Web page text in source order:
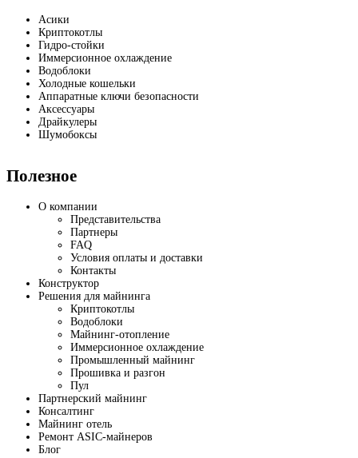
Асики
Криптокотлы
Гидро-стойки
Иммерсионное охлаждение
Водоблоки
Холодные кошельки
Аппаратные ключи безопасности
Аксессуары
Драйкулеры
Шумобоксы
Полезное
О компании
Представительства
Партнеры
FAQ
Условия оплаты и доставки
Контакты
Конструктор
Решения для майнинга
Криптокотлы
Водоблоки
Майнинг-отопление
Иммерсионное охлаждение
Промышленный майнинг
Прошивка и разгон
Пул
Партнерский майнинг
Консалтинг
Майнинг отель
Ремонт ASIC-майнеров
Блог